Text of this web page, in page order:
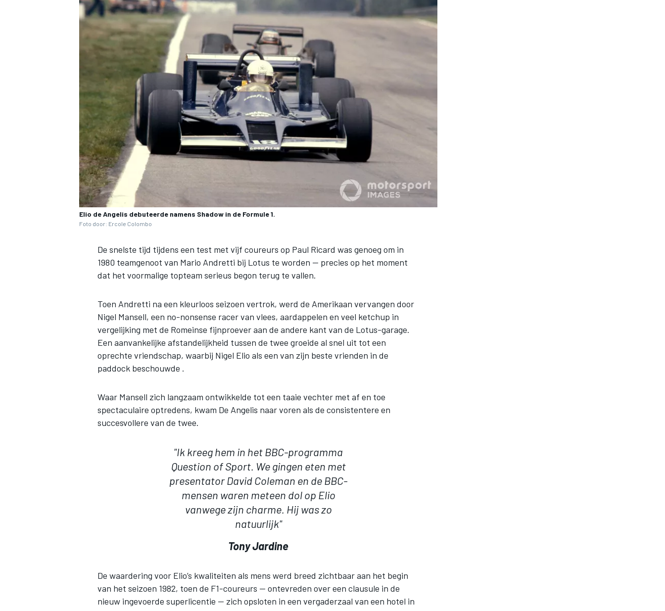
MEER RACEKLASSEN
Elio de Angelis debuteerde namens Shadow in de Formule 1.
Foto door: Ercole Colombo
De snelste tijd tijdens een test met vijf coureurs op Paul Ricard was genoeg om in
1980 teamgenoot van Mario Andretti bij Lotus te worden — precies op het moment
dat het voormalige topteam serieus begon terug te vallen.
Toen Andretti na een kleurloos seizoen vertrok, werd de Amerikaan vervangen door
Nigel Mansell, een no-nonsense racer van vlees, aardappelen en veel ketchup in
vergelijking met de Romeinse fijnproever aan de andere kant van de Lotus-garage.
Een aanvankelijke afstandelijkheid tussen de twee groeide al snel uit tot een
oprechte vriendschap, waarbij Nigel Elio als een van zijn beste vrienden in de
paddock beschouwde .
Waar Mansell zich langzaam ontwikkelde tot een taaie vechter met af en toe
spectaculaire optredens, kwam De Angelis naar voren als de consistentere en
succesvollere van de twee.
"Ik kreeg hem in het BBC-programma
Question of Sport. We gingen eten met
presentator David Coleman en de BBC-
mensen waren meteen dol op Elio
vanwege zijn charme. Hij was zo
natuurlijk"
Tony Jardine
De waardering voor Elio’s kwaliteiten als mens werd breed zichtbaar aan het begin
van het seizoen 1982, toen de F1-coureurs — ontevreden over een clausule in de
nieuw ingevoerde superlicentie — zich opsloten in een vergaderzaal van een hotel in